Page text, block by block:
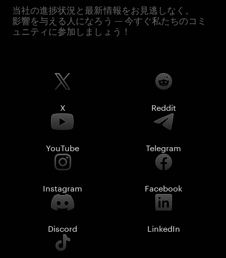
当社の進捗状況と最新情報をお見逃しなく。
影響を与える人になろう — 今すぐ私たちのコミ
ュニティに参加しましょう！
X Reddit
YouTube Telegram
Instagram Facebook
Discord LinkedIn